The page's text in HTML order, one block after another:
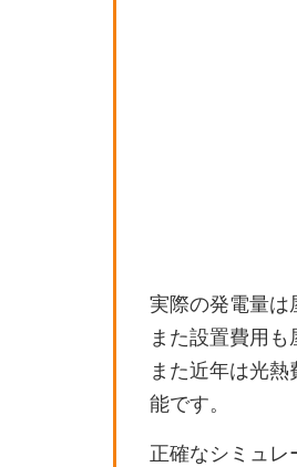
実際の発電量は
また設置費用
また近年は光
能です。
正確なシミュレ